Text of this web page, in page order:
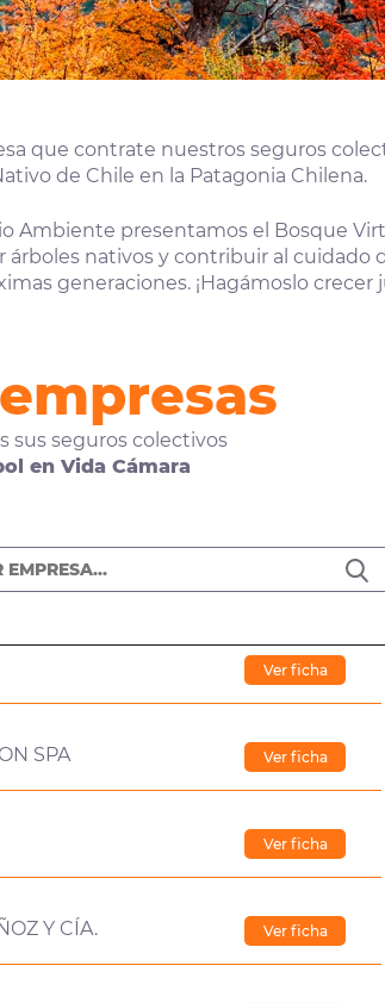
que contrate nuestros seguros
de Chile en la Patagonia Chilena.
Ambiente presentamos el Bosque
árboles nativos y contribuir al cuidado
generaciones. ¡Hagámoslo crecer
sus seguros colectivos
en Vida Cámara
Ver ficha
SPA Ver ficha
Ver ficha
Y CÍA. Ver ficha